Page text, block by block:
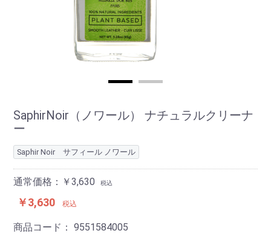
SaphirNoir（ノワール） ナチュラルクリーナ
ー
Saphir Noir サフィール ノワール
通常価格：￥3,630 税込
￥3,630 税込
商品コード：9551584005